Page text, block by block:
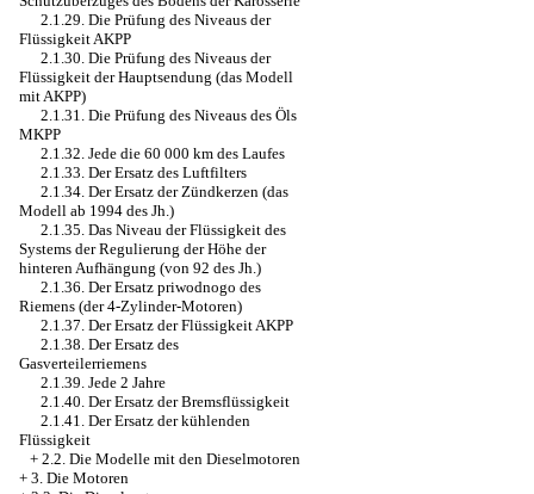
2.1.29. Die Prüfung des Niveaus der
Flüssigkeit AKPP
2.1.30. Die Prüfung des Niveaus der
Flüssigkeit der Hauptsendung (das Modell
mit AKPP)
2.1.31. Die Prüfung des Niveaus des Öls
MKPP
2.1.32. Jede die 60 000 km des Laufes
2.1.33. Der Ersatz des Luftfilters
2.1.34. Der Ersatz der Zündkerzen (das
Modell ab 1994 des Jh.)
2.1.35. Das Niveau der Flüssigkeit des
Systems der Regulierung der Höhe der
hinteren Aufhängung (von 92 des Jh.)
2.1.36. Der Ersatz priwodnogo des
Riemens (der 4-Zylinder-Motoren)
2.1.37. Der Ersatz der Flüssigkeit AKPP
2.1.38. Der Ersatz des
Gasverteilerriemens
2.1.39. Jede 2 Jahre
2.1.40. Der Ersatz der Bremsflüssigkeit
2.1.41. Der Ersatz der kühlenden
Flüssigkeit
+ 2.2. Die Modelle mit den Dieselmotoren
+ 3. Die Motoren